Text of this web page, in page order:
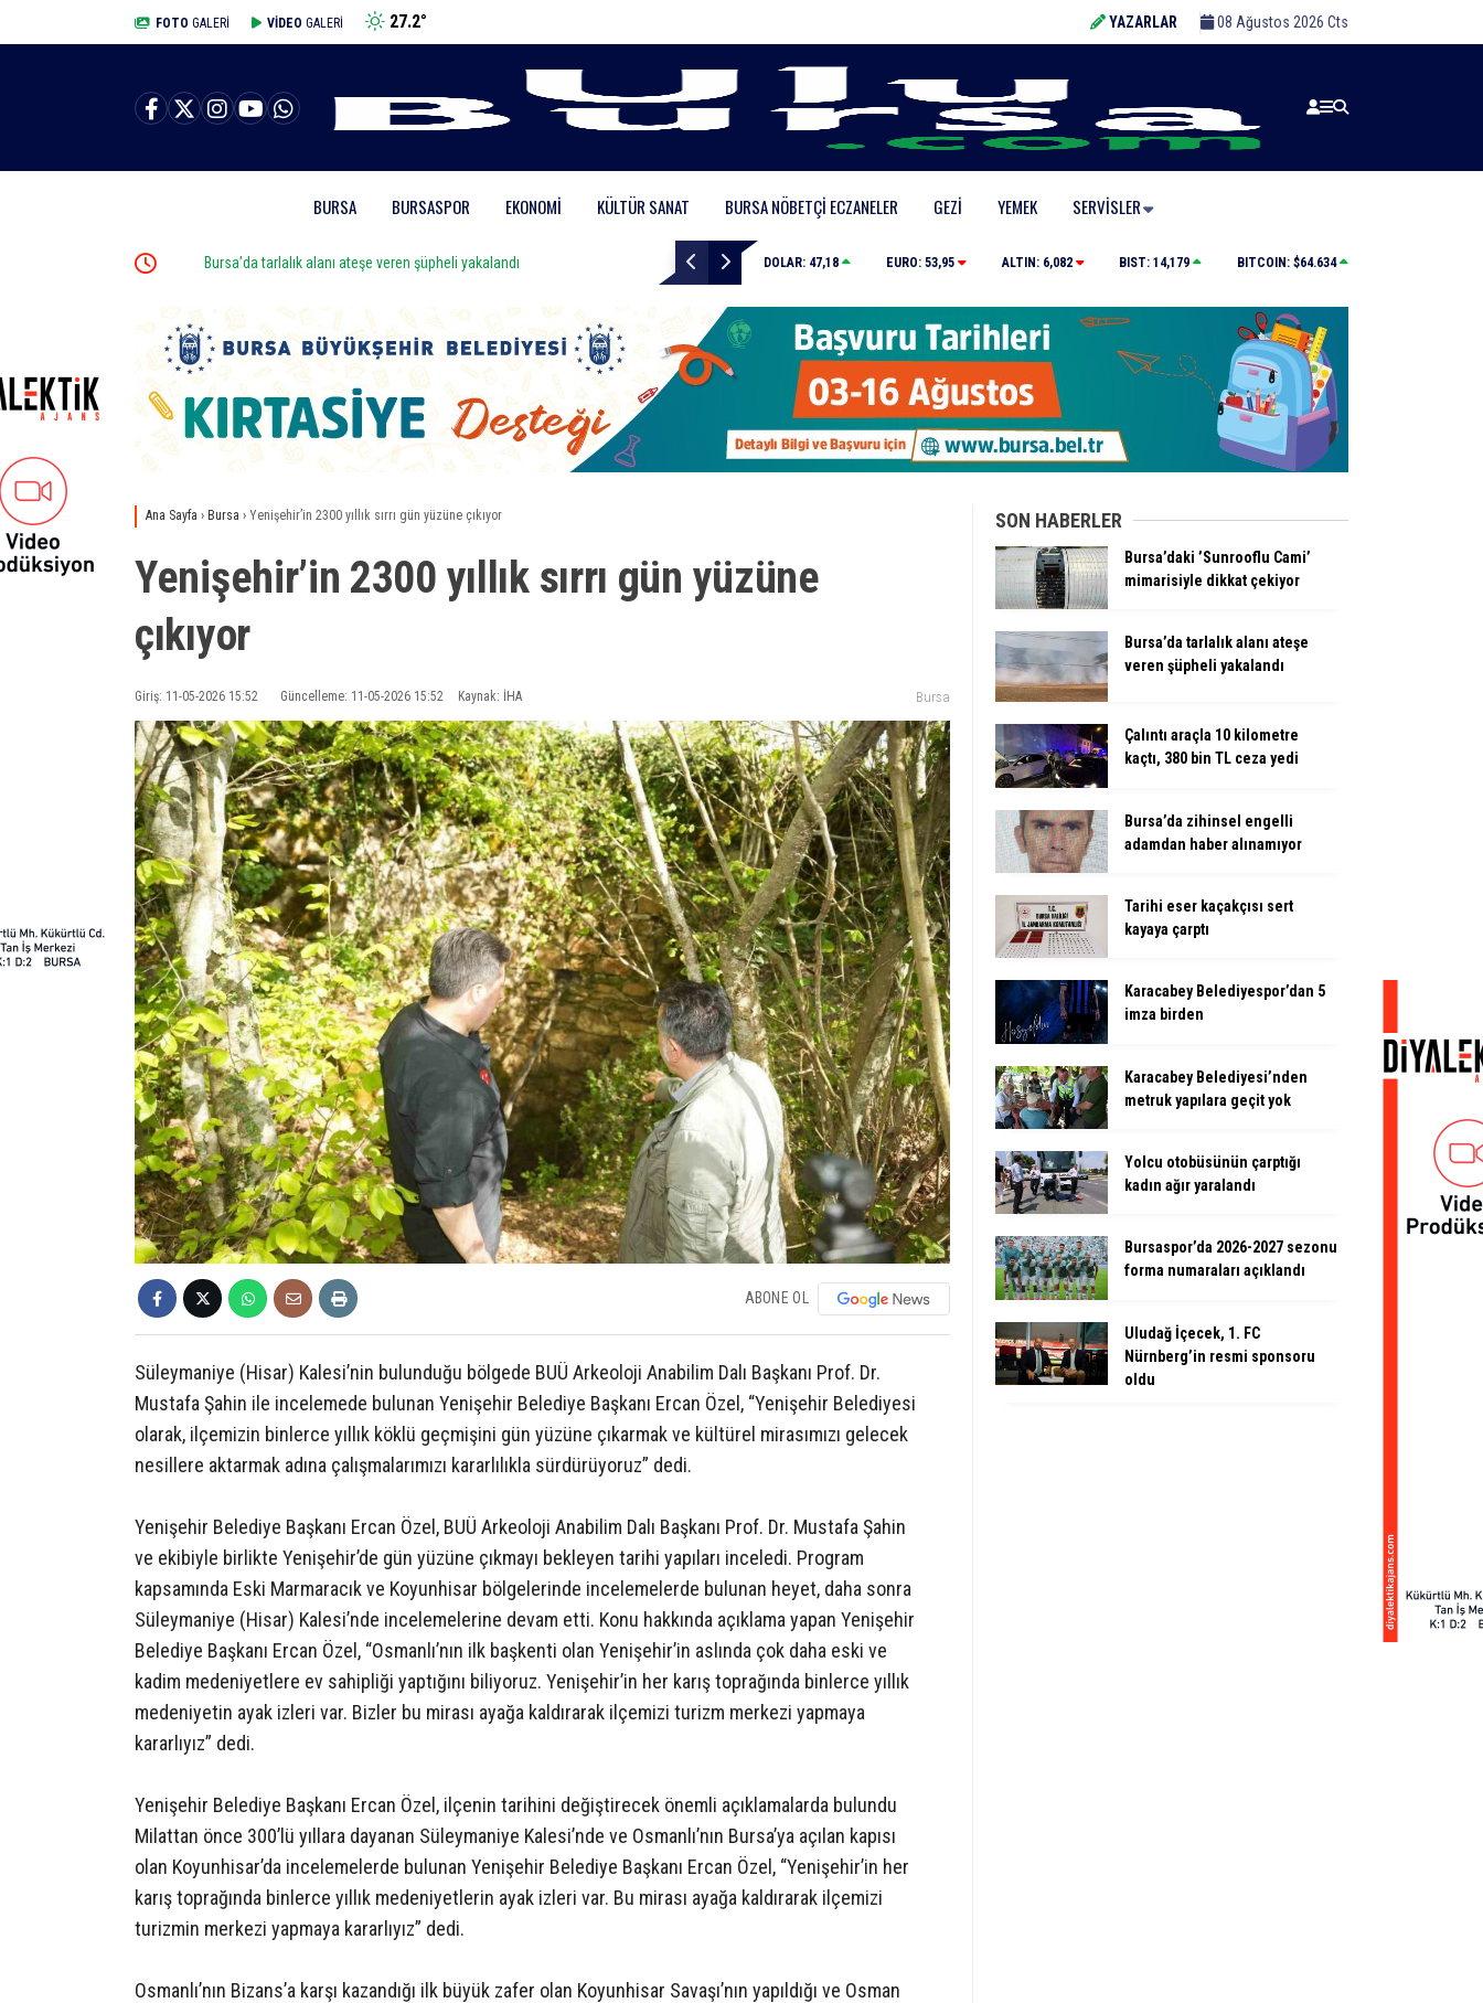
FOTO GALERİ VİDEO GALERİ 27.2° YAZARLAR 08 Ağustos 2026 Cts
BURSA BURSASPOR EKONOMI KÜLTÜR SANAT BURSA NÖBETÇI ECZANELER GEZI YEMEK SERVISLER
Bursa’da tarlalık alanı ateşe veren şüpheli yakalandı Çalıntı araçla 10 kilometre kaçtı, 380 bin TL ceza yedi Bursa’da zihinsel engelli adamdan haber alınamıyor
DOLAR: 47,18 EURO: 53,95 ALTIN: 6,082 BIST: 14,179 BITCOIN: $64.634
Ana Sayfa › Bursa › Yenişehir’in 2300 yıllık sırrı gün yüzüne çıkıyor
Yenişehir’in 2300 yıllık sırrı gün yüzüne
çıkıyor
Giriş: 11-05-2026 15:52 Güncelleme: 11-05-2026 15:52 Kaynak: İHA Bursa
ABONE OL
Süleymaniye (Hisar) Kalesi’nin bulunduğu bölgede BUÜ Arkeoloji Anabilim Dalı Başkanı Prof. Dr.
Mustafa Şahin ile incelemede bulunan Yenişehir Belediye Başkanı Ercan Özel, “Yenişehir Belediyesi
olarak, ilçemizin binlerce yıllık köklü geçmişini gün yüzüne çıkarmak ve kültürel mirasımızı gelecek
nesillere aktarmak adına çalışmalarımızı kararlılıkla sürdürüyoruz” dedi.
Yenişehir Belediye Başkanı Ercan Özel, BUÜ Arkeoloji Anabilim Dalı Başkanı Prof. Dr. Mustafa Şahin
ve ekibiyle birlikte Yenişehir’de gün yüzüne çıkmayı bekleyen tarihi yapıları inceledi. Program
kapsamında Eski Marmaracık ve Koyunhisar bölgelerinde incelemelerde bulunan heyet, daha sonra
Süleymaniye (Hisar) Kalesi’nde incelemelerine devam etti. Konu hakkında açıklama yapan Yenişehir
Belediye Başkanı Ercan Özel, “Osmanlı’nın ilk başkenti olan Yenişehir’in aslında çok daha eski ve
kadim medeniyetlere ev sahipliği yaptığını biliyoruz. Yenişehir’in her karış toprağında binlerce yıllık
medeniyetin ayak izleri var. Bizler bu mirası ayağa kaldırarak ilçemizi turizm merkezi yapmaya
kararlıyız” dedi.
Yenişehir Belediye Başkanı Ercan Özel, ilçenin tarihini değiştirecek önemli açıklamalarda bulundu
Milattan önce 300’lü yıllara dayanan Süleymaniye Kalesi’nde ve Osmanlı’nın Bursa’ya açılan kapısı
olan Koyunhisar’da incelemelerde bulunan Yenişehir Belediye Başkanı Ercan Özel, “Yenişehir’in her
karış toprağında binlerce yıllık medeniyetlerin ayak izleri var. Bu mirası ayağa kaldırarak ilçemizi
turizmin merkezi yapmaya kararlıyız” dedi.
Osmanlı’nın Bizans’a karşı kazandığı ilk büyük zafer olan Koyunhisar Savaşı’nın yapıldığı ve Osman
SON HABERLER
Bursa’daki ’Sunrooflu Cami’
mimarisiyle dikkat çekiyor
Bursa’da tarlalık alanı ateşe
veren şüpheli yakalandı
Çalıntı araçla 10 kilometre
kaçtı, 380 bin TL ceza yedi
Bursa’da zihinsel engelli
adamdan haber alınamıyor
Tarihi eser kaçakçısı sert
kayaya çarptı
Karacabey Belediyespor’dan 5
imza birden
Karacabey Belediyesi’nden
metruk yapılara geçit yok
Yolcu otobüsünün çarptığı
kadın ağır yaralandı
Bursaspor’da 2026-2027 sezonu
forma numaraları açıklandı
Uludağ İçecek, 1. FC
Nürnberg’in resmi sponsoru
oldu